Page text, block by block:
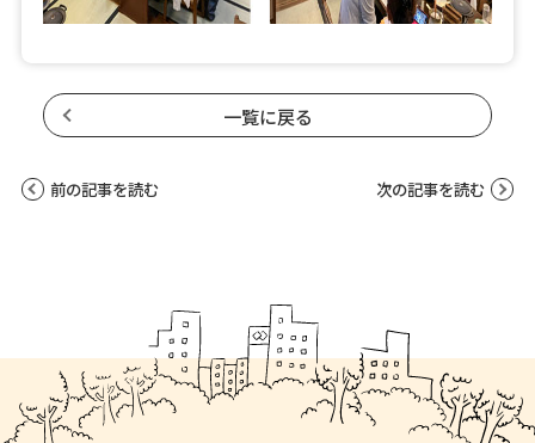
一覧に戻る
前の記事を読む 次の記事を読む